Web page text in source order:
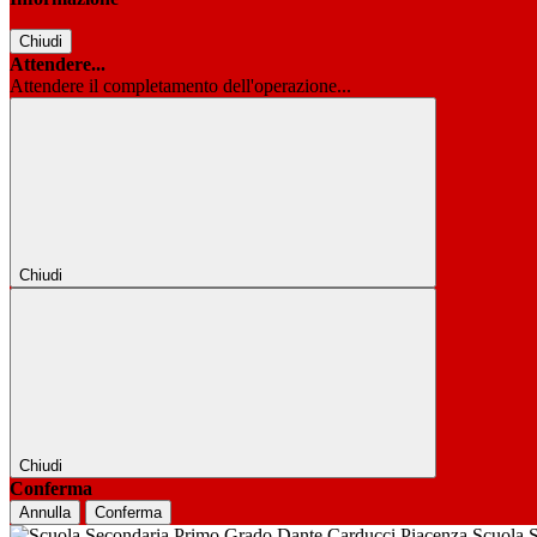
Chiudi
Attendere...
Attendere il completamento dell'operazione...
Chiudi
Chiudi
Conferma
Annulla Conferma